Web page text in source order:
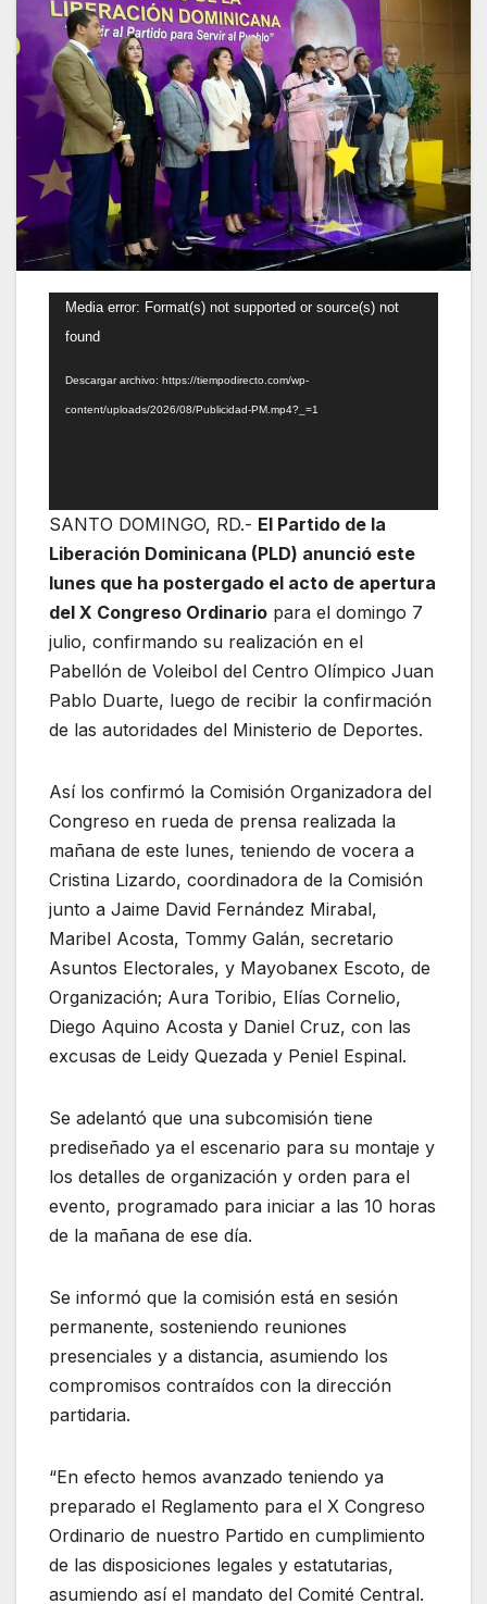
Reproductor
de
Media error: Format(s) not supported or source(s) not
found
Descargar archivo: https://tiempodirecto.com/wp-
content/uploads/2026/08/Publicidad-PM.mp4?_=1
SANTO DOMINGO, RD.- El Partido de la
Liberación Dominicana (PLD) anunció este
lunes que ha postergado el acto de apertura
del X Congreso Ordinario para el domingo 7
julio, confirmando su realización en el
Pabellón de Voleibol del Centro Olímpico Juan
Pablo Duarte, luego de recibir la confirmación
de las autoridades del Ministerio de Deportes.
Así los confirmó la Comisión Organizadora del
Congreso en rueda de prensa realizada la
mañana de este lunes, teniendo de vocera a
Cristina Lizardo, coordinadora de la Comisión
junto a Jaime David Fernández Mirabal,
Maribel Acosta, Tommy Galán, secretario
Asuntos Electorales, y Mayobanex Escoto, de
Organización; Aura Toribio, Elías Cornelio,
Diego Aquino Acosta y Daniel Cruz, con las
excusas de Leidy Quezada y Peniel Espinal.
Se adelantó que una subcomisión tiene
prediseñado ya el escenario para su montaje y
los detalles de organización y orden para el
evento, programado para iniciar a las 10 horas
de la mañana de ese día.
Se informó que la comisión está en sesión
permanente, sosteniendo reuniones
presenciales y a distancia, asumiendo los
compromisos contraídos con la dirección
partidaria.
“En efecto hemos avanzado teniendo ya
preparado el Reglamento para el X Congreso
Ordinario de nuestro Partido en cumplimiento
de las disposiciones legales y estatutarias,
asumiendo así el mandato del Comité Central.